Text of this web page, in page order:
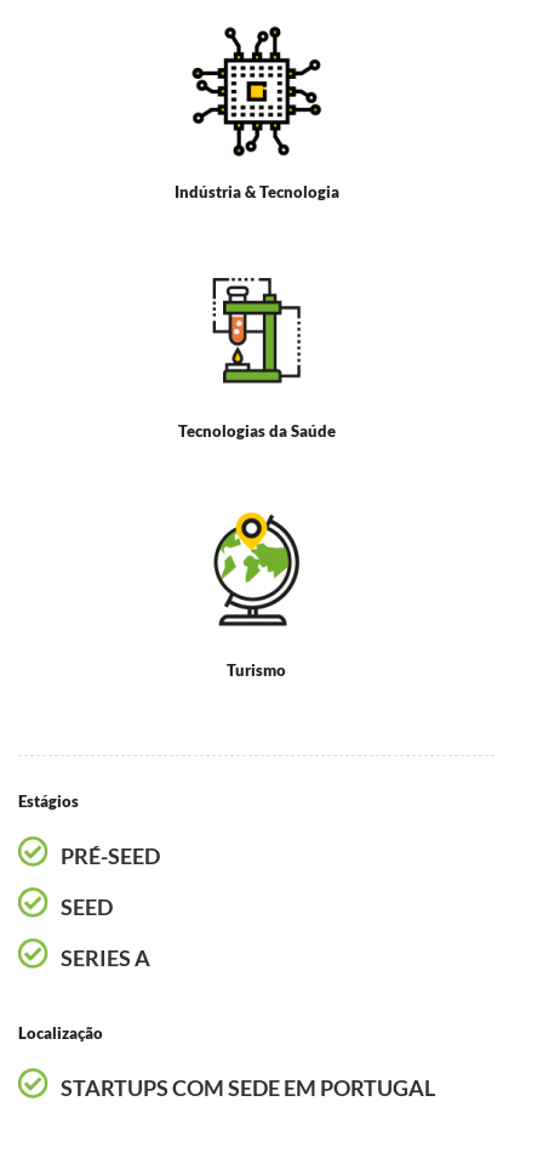
Indústria & Tecnologia
Tecnologias da Saúde
Turismo
Estágios
PRÉ-SEED
SEED
SERIES A
Localização
STARTUPS COM SEDE EM PORTUGAL